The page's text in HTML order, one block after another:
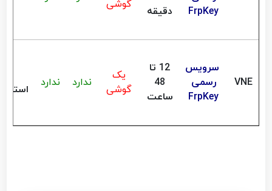
FrpKey
دقیقه
گوشی
VNE
سرویس
رسمی
FrpKey
12 تا
48
ساعت
یک
گوشی
ندارد ندارد